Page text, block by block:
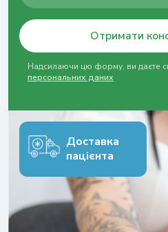
Отримати
Надсилаючи цю форму, ви даєте
персональних даних
Доставка
пацієнта